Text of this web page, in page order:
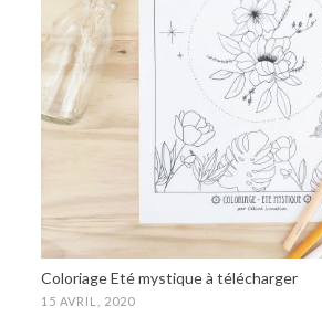
Coloriage Eté mystique à télécharger
15 AVRIL, 2020